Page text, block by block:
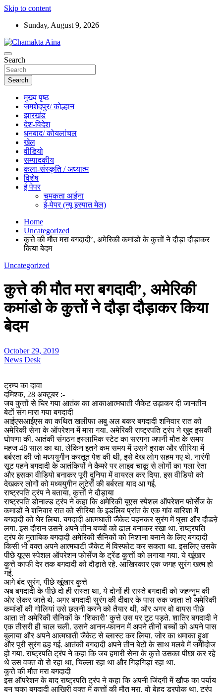
Skip to content
Sunday, August 9, 2026
Chamakta Aina
Hindi News Paper – Jharkhand
Search
Search
मुख्य पृष्ठ
जमशेदपुर/ कोल्हान
झारखंड
देश-विदेश
धनबाद/ कोयलांचल
खेल
वीडियो
सम्पादकीय
कला-संस्कृति / अध्यात्म
विशेष
ई पेपर
चमकता आईना
ई-पेपर (न्यू इस्पात मेल)
Home
Uncategorized
कुत्ते की मौत मरा बगदादी’, अमेरिकी कमांडो के कुत्तों ने दौड़ा दौड़ाकर
किया बेदम
Uncategorized
कुत्ते की मौत मरा बगदादी’, अमेरिकी
कमांडो के कुत्तों ने दौड़ा दौड़ाकर किया
बेदम
October 29, 2019
News Desk
ट्रम्प का दावा
दमिश्क, 28 अक्टूबर :-
जब कुत्तों से घिर गया आतंक का आकाआत्मघाती जैकेट उड़ाकर दी जानतीन
बेटों संग मारा गया बगदादी
आईएसआईएस का कथित खलीफा अबु अल बकर बगदादी शनिवार रात को
अमेरिकी सेना के ऑपरेशन में मारा गया. अमेरिकी राष्ट्रपति ट्रंप ने खुद इसकी
घोषणा की. आतंकी संगठन इस्लामिक स्टेट का सरगना अपनी मौत के समय
महज 48 साल का था. लेकिन इतने कम समय में उसने इराक और सीरिया में
बर्बरता की जो मध्ययुगीन करतूत पेश की थी, इसे देख लोग सहम गए थे. नारंगी
सूट पहने बगदादी के आतंकियों ने कैमरे पर लाइव चाकू से लोगों का गला रेता
और इसका वीडियो बनाकर पूरी दुनिया में वायरल कर दिया. इस वीडियो को
देखकर लोगों को मध्ययुगीन लुटेरों की बर्बरता याद आ गई.
राष्ट्रपति ट्रंप ने बताया, कुत्तों ने दौड़ाया
राष्ट्रपति डोनाल्ड ट्रंप ने कहा कि अमेरिकी यूएस स्पेशल ऑपरेशन फोर्सेज के
कमाडों ने शनिवार रात को सीरिया के इडलिब प्रांत के एक गांव बारिशा में
बगदादी को घेर लिया. बगदादी आत्मघाती जैकेट पहनकर सुरंग में घुसा और दौडऩे
लगा. इस दौरान उसने अपने तीन बच्चों को ढाल बनाकर रखा था. राष्ट्रपति
ट्रंप के मुताबिक बगदादी अमेरिकी सैनिकों को निशाना बनाने के लिए बगदादी
किसी भी वक्त अपने आत्मघाटी जैकेट में विस्फोट कर सकता था. इसलिए उसके
पीछे यूएस स्पेशल ऑपरेशन फोर्सेज के ट्रेंड कुत्तों को लगाया गया. ये खूंखार
कुत्ते काफी देर तक बगदादी को दौड़ाते रहे. आखिरकार एक जगह सुरंग खत्म हो
गई.
आगे बंद सुरंग, पीछे खूंखार कुत्ते
अब बगदादी के पीछे दो ही रास्ता था, ये दोनों ही रास्ते बगदादी को जहन्नुम की
ओर लेकर जाते थे. अगर बगदादी सुरंग की दीवार के पास रुक जाता तो अमेरिकी
कमांडों की गोलियां उसे छलनी करने को तैयार थी, और अगर वो वापस पीछे
आता तो अमेरिकी सैनिकों के ‘शिकारी’ कुत्ते उस पर टूट पड़ते. शातिर बगदादी ने
एक तीसरी ही चाल चली. उसने आनन-फानन में अपने तीनों बच्चों को अपने पास
बुलाया और अपने आत्मघाती जैकेट से ब्लास्ट कर लिया. जोर का धमाका हुआ
और पूरी सुरंग ढह गई. आतंकी बगदादी अपने तीन बेटों के साथ मलबे में जमींदोज
हो गया. राष्ट्रपति ट्रंप ने कहा कि जब हमारी सेना के कुत्ते उसका पीछा कर रहे
थे उस वक्त वो रो रहा था, चिल्ला रहा था और गिड़गिड़ा रहा था.
कुत्ते की मौत मरा बगदादी
इस ऑपरेशन के बाद राष्ट्रपति ट्रंप ने कहा कि अपनी जिंदगी में खौफ का पर्याय
बन चुका बगदादी आखिरी वक्त में कुत्तों की मौत मरा, वो बेहद डरपोक था. ट्रंप